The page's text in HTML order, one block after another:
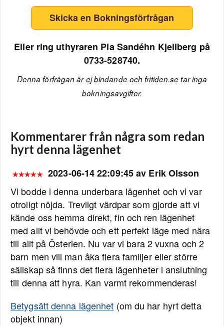
Skicka en Bokningsförfrågan
Eller ring uthyraren Pia Sandéhn Kjellberg på
0733-528740.
Denna förfrågan är ej bindande och fritiden.se tar inga
bokningsavgifter.
Kommentarer från några som redan
hyrt denna lägenhet
2023-06-14 22:09:45 av Erik Olsson
Vi bodde i denna underbara lägenhet och vi var
otroligt nöjda. Trevligt värdpar som gjorde att vi
kände oss hemma direkt, fin och ren lägenhet
med allt vi behövde och ett perfekt läge med nära
till allt på Österlen. Nu var vi bara 2 vuxna och 2
barn men vill man åka flera familjer eller större
sällskap så finns det flera lägenheter i anslutning
till denna att hyra. Kan varmt rekommenderas!
Betygsätt denna lägenhet (om du har hyrt detta
objekt innan)